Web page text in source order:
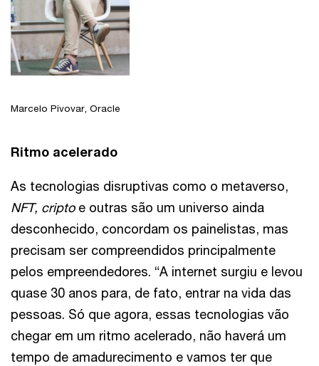
Marcelo Pivovar, Oracle
Ritmo acelerado
As tecnologias disruptivas como o metaverso,
NFT, criptoe outras são um universo ainda
desconhecido, concordam os painelistas, mas
precisam ser compreendidos principalmente
pelos empreendedores. “A internet surgiu e levou
quase 30 anos para, de fato, entrar na vida das
pessoas. Só que agora, essas tecnologias vão
chegar em um ritmo acelerado, não haverá um
tempo de amadurecimento e vamos ter que